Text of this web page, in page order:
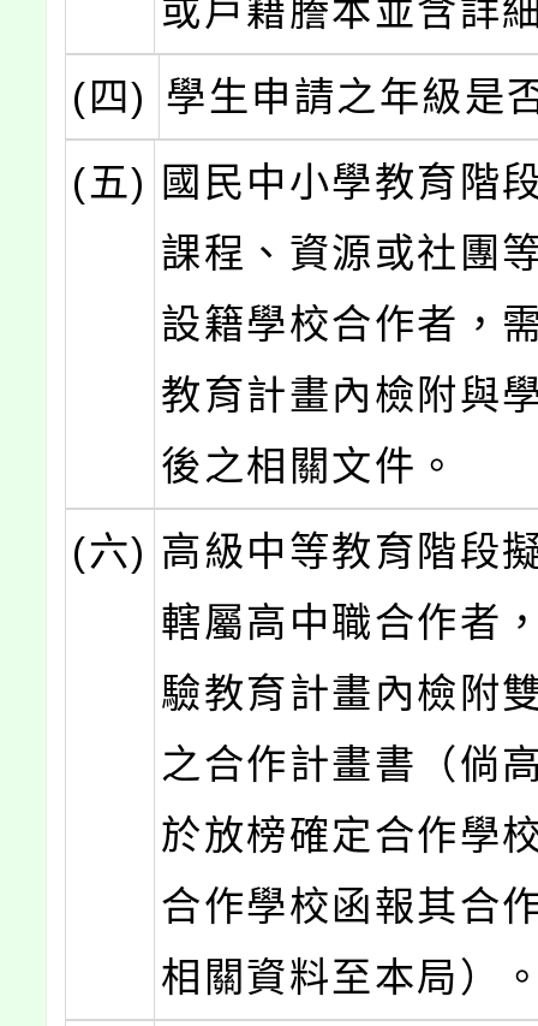
或戶籍謄本並含詳
(四) 學生申請之年級是
(五) 國民中小學教育階
課程、資源或社團
設籍學校合作者，
教育計畫內檢附與
後之相關文件。
(六) 高級中等教育階段
轄屬高中職合作者
驗教育計畫內檢附
之合作計畫書（倘
於放榜確定合作學
合作學校函報其合
相關資料至本局）